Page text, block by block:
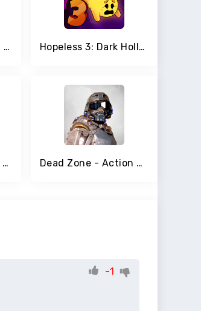
Mini DAYZ - Survival Game Hopeless 3: Dark Hollow Earth
Battleground - Last Day Survival Dead Zone - Action TPS
-1